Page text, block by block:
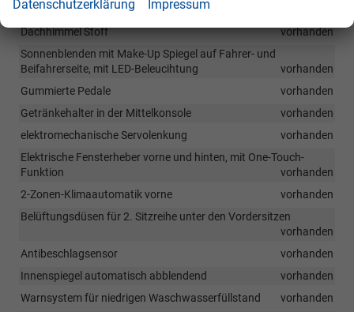
Lenkradheizung
Dachhimmel Stoff
vorhanden
Sonnenblenden mit Make-Up Spiegel auf Fahrer- und
Beifahrerseite, mit LED-Beleucihtung
vorhanden
Gummierte Pedale
vorhanden
Getränkehalter in der Mittelkonsole
vorhanden
elektromechanische Servolenkung
vorhanden
Elektrische Fensterheber vorne und hinten, mit One-Touch-
Funktion
vorhanden
2-Zonen-Klimaautomatik vorne
vorhanden
Belüftungsdüsen für 2. Sitzreihe unter den Vordersitzen
vorhanden
Antibeschlagsensor
vorhanden
Innenspiegel automatisch abblendend
vorhanden
Warnsystem für niedrigen Waschwasserfüllstand
vorhanden
Datenschutzerklärung Impressum